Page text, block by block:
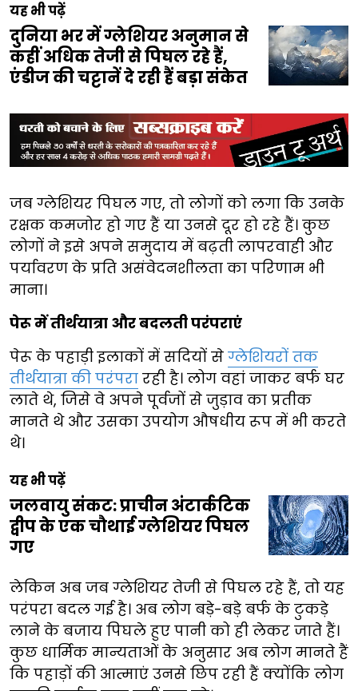
यह भी पढ़ें
दुनिया भर में ग्लेशियर अनुमान से
कहीं अधिक तेजी से पिघल रहे हैं,
एंडीज की चट्टानें दे रही हैं बड़ा संकेत
जब ग्लेशियर पिघल गए, तो लोगों को लगा कि उनके
रक्षक कमजोर हो गए हैं या उनसे दूर हो रहे हैं। कुछ
लोगों ने इसे अपने समुदाय में बढ़ती लापरवाही और
पर्यावरण के प्रति असंवेदनशीलता का परिणाम भी
माना।
पेरू में तीर्थयात्रा और बदलती परंपराएं
पेरू के पहाड़ी इलाकों में सदियों से ग्लेशियरों तक
तीर्थयात्रा की परंपरा रही है। लोग वहां जाकर बर्फ घर
लाते थे, जिसे वे अपने पूर्वजों से जुड़ाव का प्रतीक
मानते थे और उसका उपयोग औषधीय रूप में भी करते
थे।
यह भी पढ़ें
जलवायु संकट: प्राचीन अंटार्कटिक
द्वीप के एक चौथाई ग्लेशियर पिघल
गए
लेकिन अब जब ग्लेशियर तेजी से पिघल रहे हैं, तो यह
परंपरा बदल गई है। अब लोग बड़े-बड़े बर्फ के टुकड़े
लाने के बजाय पिघले हुए पानी को ही लेकर जाते हैं।
कुछ धार्मिक मान्यताओं के अनुसार अब लोग मानते हैं
कि पहाड़ों की आत्माएं उनसे छिप रही हैं क्योंकि लोग